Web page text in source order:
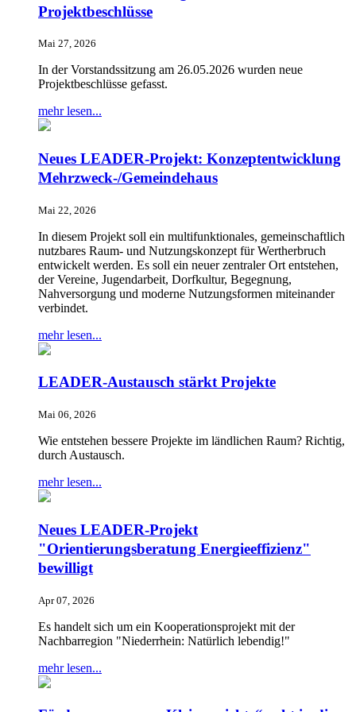
Projektbeschlüsse
Mai 27, 2026
In der Vorstandssitzung am 26.05.2026 wurden neue
Projektbeschlüsse gefasst.
mehr lesen...
Neues LEADER-Projekt: Konzeptentwicklung
Mehrzweck-/Gemeindehaus
Mai 22, 2026
In diesem Projekt soll ein multifunktionales, gemeinschaftlich
nutzbares Raum- und Nutzungskonzept für Wertherbruch
entwickelt werden. Es soll ein neuer zentraler Ort entstehen,
der Vereine, Jugendarbeit, Dorfkultur, Begegnung,
Nahversorgung und moderne Nutzungsformen miteinander
verbindet.
mehr lesen...
LEADER-Austausch stärkt Projekte
Mai 06, 2026
Wie entstehen bessere Projekte im ländlichen Raum? Richtig,
durch Austausch.
mehr lesen...
Neues LEADER-Projekt
"Orientierungsberatung Energieeffizienz"
bewilligt
Apr 07, 2026
Es handelt sich um ein Kooperationsprojekt mit der
Nachbarregion "Niederrhein: Natürlich lebendig!"
mehr lesen...